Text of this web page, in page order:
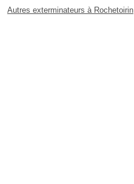
Autres exterminateurs à Rochetoirin